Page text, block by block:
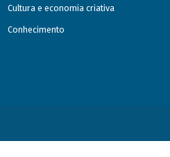
Cultura e economia criativa
Conhecimento